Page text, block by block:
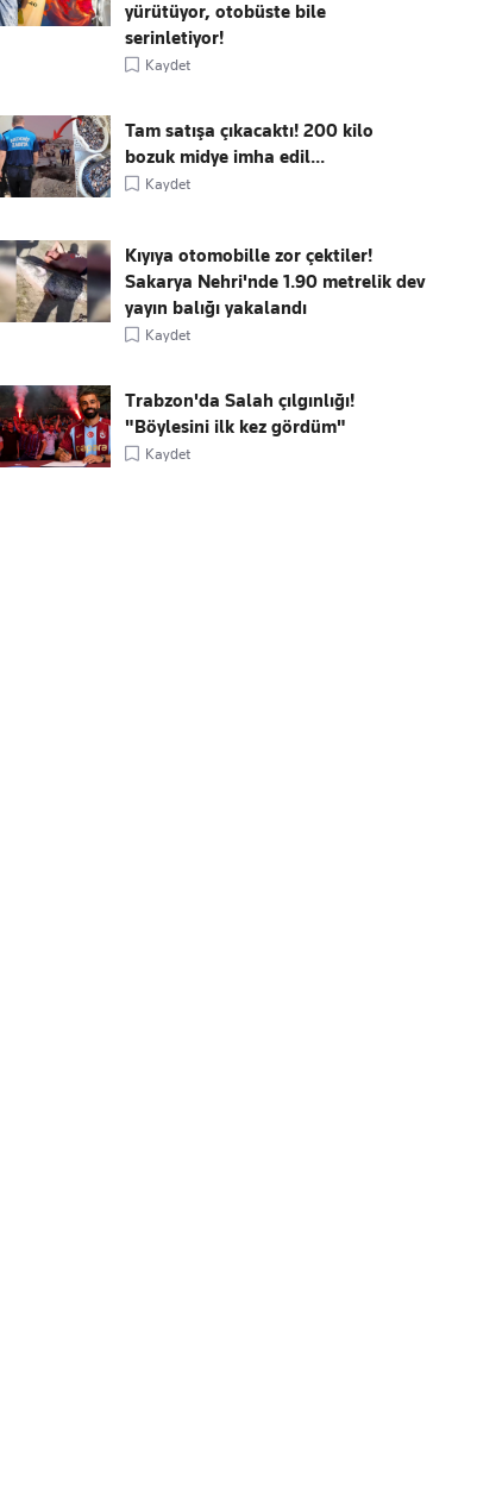
yürütüyor, otobüste bile
serinletiyor!
Kaydet
Tam satışa çıkacaktı! 200 kilo
bozuk midye imha edil...
Kaydet
Kıyıya otomobille zor çektiler!
Sakarya Nehri'nde 1.90 metrelik dev
yayın balığı yakalandı
Kaydet
Trabzon'da Salah çılgınlığı!
"Böylesini ilk kez gördüm"
Kaydet